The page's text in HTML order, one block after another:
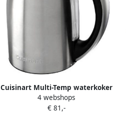
Cuisinart Multi-Temp waterkoker
CPK17E 4 Temperatuuropties 1 7
liter
4 webshops
€ 81,-